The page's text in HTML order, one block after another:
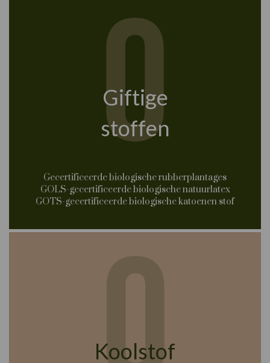
Giftige
stoffen
Gecertificeerde biologische rubberplantages
GOLS-gecertificeerde biologische natuurlatex
GOTS-gecertificeerde biologische katoenen stof
Koolstof